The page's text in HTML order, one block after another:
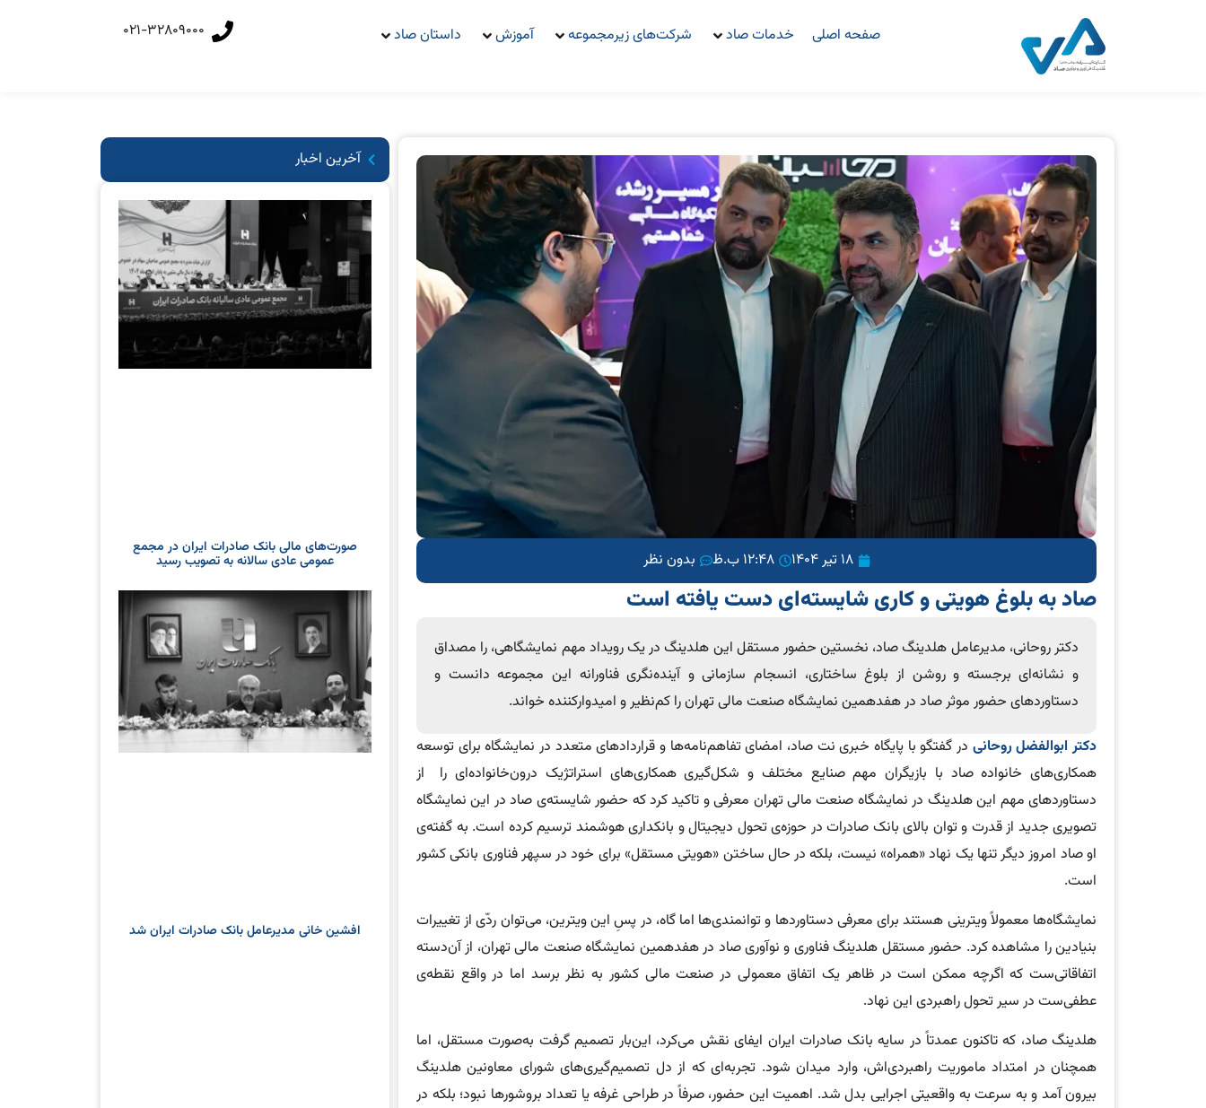
صفحه اصلی خدمات صاد شرکت‌های زیرمجموعه آموزش داستان صاد 021-32809000
18 تیر 1404 12:48 ب.ظ بدون نظر
صاد به بلوغ هویتی و کاری شایسته‌ای دست یافته است
دکتر روحانی، مدیرعامل هلدینگ صاد، نخستین حضور مستقل این هلدینگ در یک رویداد مهم نمایشگاهی، را مصداق
و نشانه‌ای برجسته و روشن از بلوغ ساختاری، انسجام سازمانی و آینده‌نگری فناورانه این مجموعه دانست و
دستاوردهای حضور موثر صاد در هفدهمین نمایشگاه صنعت مالی تهران را کم‌نظیر و امیدوارکننده خواند.
دکتر ابوالفضل روحانی در گفتگو با پایگاه خبری نت صاد، امضای تفاهم‌نامه‌ها و قراردادهای متعدد در نمایشگاه برای توسعه
همکاری‌های خانواده صاد با بازیگران مهم صنایع مختلف و شکل‌گیری همکاری‌های استراتژیک درون‌‌خانواده‌ای را از
دستاوردهای مهم این هلدینگ در نمایشگاه صنعت مالی تهران معرفی و تاکید کرد که حضور شایسته‌ی صاد در این نمایشگاه
تصویری جدید از قدرت و توان بالای بانک صادرات در حوزه‌ی تحول دیجیتال و بانکداری هوشمند ترسیم کرده است. به گفته‌ی
او صاد امروز دیگر تنها یک نهاد «همراه» نیست، بلکه در حال ساختن «هویتی مستقل» برای خود در سپهر فناوری بانکی کشور
است.
نمایشگاه‌ها معمولاً ویترینی هستند برای معرفی دستاوردها و توانمندی‌ها اما گاه، در پسِ این ویترین، می‌توان ردّی از تغییرات
بنیادین را مشاهده کرد. حضور مستقل هلدینگ فناوری و نوآوری صاد در هفدهمین نمایشگاه صنعت مالی تهران، از آن‌دسته
اتفاقاتی‌ست که اگرچه ممکن است در ظاهر یک اتفاق معمولی در صنعت مالی کشور به نظر برسد اما در واقع نقطه‌ی
عطفی‌ست در سیر تحول راهبردی این نهاد.
هلدینگ صاد، که تاکنون عمدتاً در سایه بانک صادرات ایران ایفای نقش می‌کرد، این‌بار تصمیم گرفت به‌صورت مستقل، اما
همچنان در امتداد ماموریت راهبردی‌اش، وارد میدان شود. تجربه‌ای که از دل تصمیم‌گیری‌های شورای معاونین هلدینگ
بیرون آمد و به سرعت به واقعیتی اجرایی بدل شد. اهمیت این حضور، صرفاً در طراحی غرفه یا تعداد بروشورها نبود؛ بلکه در
آخرین اخبار
صورت‌های مالی بانک صادرات ایران در مجمع
عمومی عادی سالانه به تصویب رسید
افشین خانی مدیرعامل بانک صادرات ایران شد